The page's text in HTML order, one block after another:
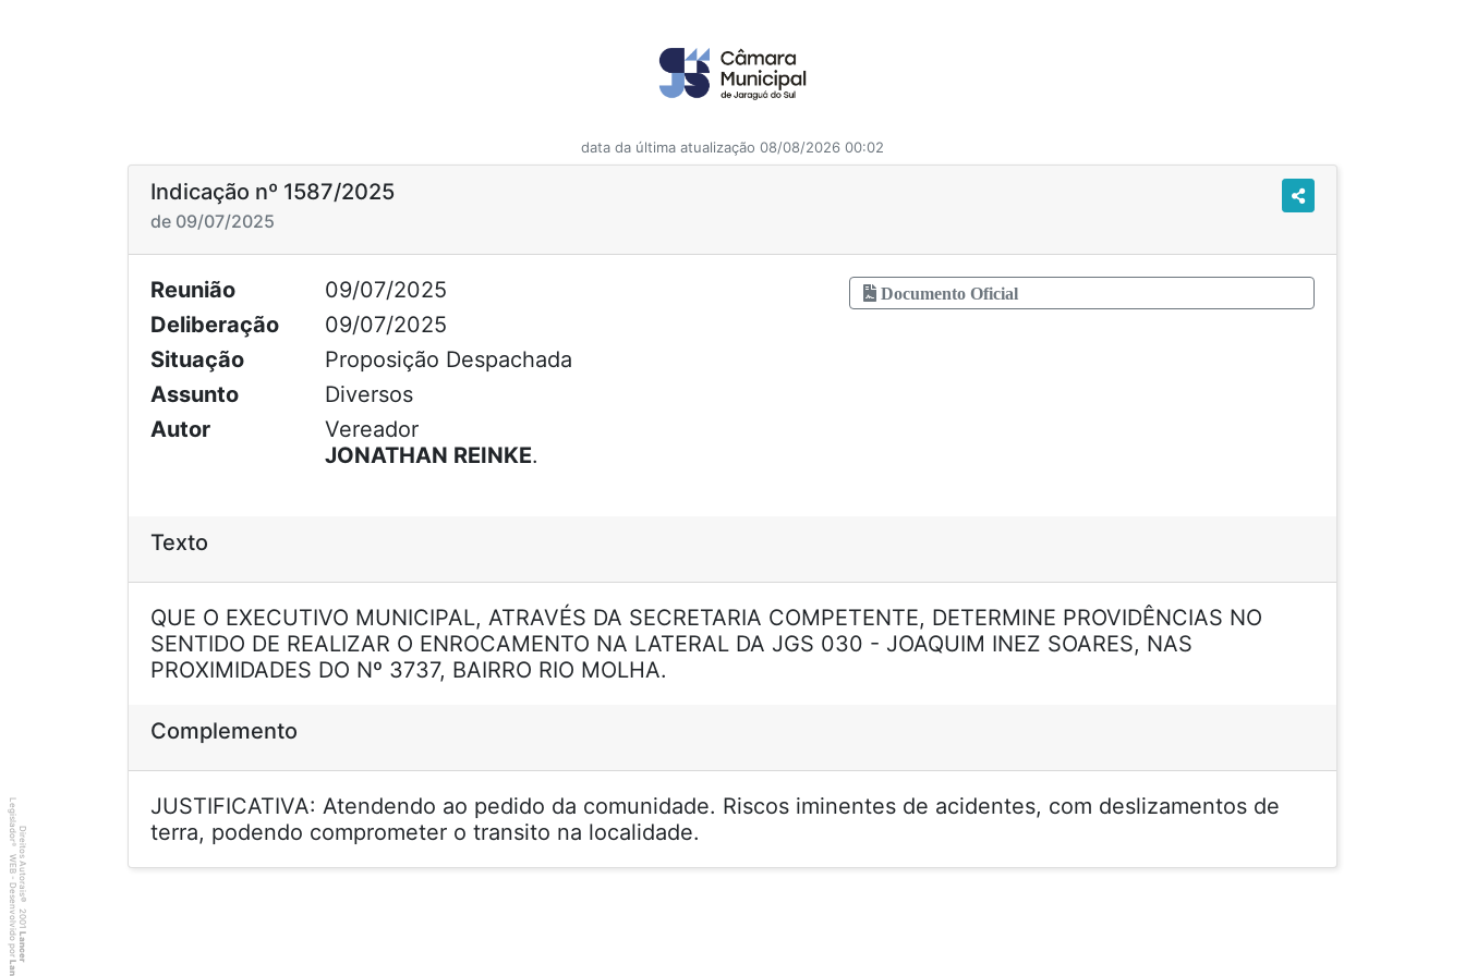
data da última atualização 08/08/2026 00:02
Indicação nº 1587/2025
de 09/07/2025
Reunião
09/07/2025
Deliberação
09/07/2025
Situação
Proposição Despachada
Assunto
Diversos
Autor
Vereador
JONATHAN REINKE.
Documento Oficial
Texto
QUE O EXECUTIVO MUNICIPAL, ATRAVÉS DA SECRETARIA COMPETENTE, DETERMINE PROVIDÊNCIAS NO
SENTIDO DE REALIZAR O ENROCAMENTO NA LATERAL DA JGS 030 - JOAQUIM INEZ SOARES, NAS
PROXIMIDADES DO Nº 3737, BAIRRO RIO MOLHA.
Complemento
JUSTIFICATIVA: Atendendo ao pedido da comunidade. Riscos iminentes de acidentes, com deslizamentos de
terra, podendo comprometer o transito na localidade.
Direitos Autorais
©
2001
Lancer
Legislador
®
WEB - Desenvolvido por